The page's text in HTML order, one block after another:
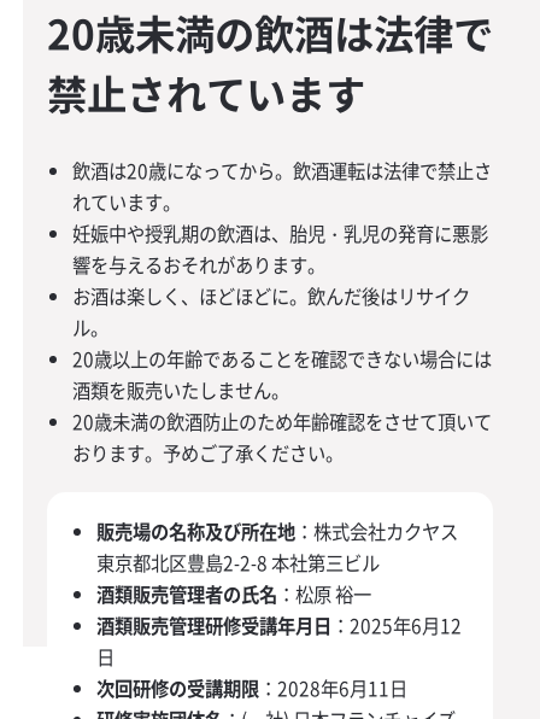
20歳未満の飲酒は法律で
禁止されています
飲酒は20歳になってから。飲酒運転は法律で禁止さ
れています。
妊娠中や授乳期の飲酒は、胎児・乳児の発育に悪影
響を与えるおそれがあります。
お酒は楽しく、ほどほどに。飲んだ後はリサイク
ル。
20歳以上の年齢であることを確認できない場合には
酒類を販売いたしません。
20歳未満の飲酒防止のため年齢確認をさせて頂いて
おります。予めご了承ください。
販売場の名称及び所在地：株式会社カクヤス
東京都北区豊島2-2-8 本社第三ビル
酒類販売管理者の氏名 ：松原 裕一
酒類販売管理研修受講年月日 ：2025年6月12
日
次回研修の受講期限：2028年6月11日